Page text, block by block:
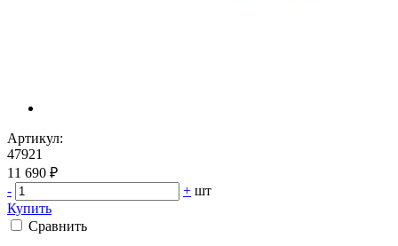
Артикул:
47921
11 690 ₽
-
+ шт
Купить
Сравнить